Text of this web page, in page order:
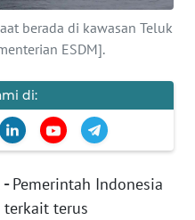
berada di kawasan Teluk
ESDM].
di:
-Pemerintah Indonesia
terkait terus